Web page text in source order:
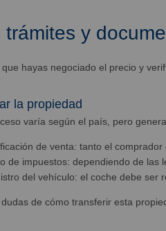
trámites y
que hayas negociado el precio y
la propiedad
varía según el país, pero
de venta: tanto el
de impuestos: dependiendo de las
del vehículo: el coche debe ser
de cómo transferir esta